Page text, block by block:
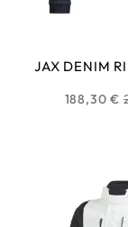
JAX DENIM
188,30 €